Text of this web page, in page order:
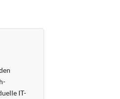
IT-